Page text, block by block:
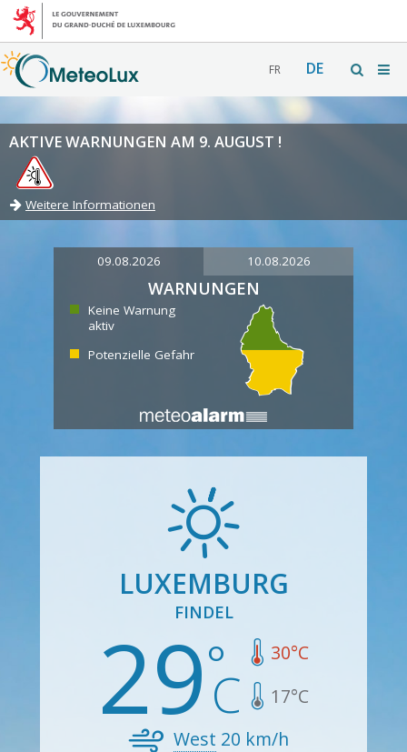
FR DE
AKTIVE WARNUNGEN AM 9. AUGUST !
Weitere Informationen
09.08.2026 10.08.2026
WARNUNGEN
Keine Warnung
aktiv
Potenzielle Gefahr
LUXEMBURG
FINDEL
29 30°C
17°C
West 20 km/h